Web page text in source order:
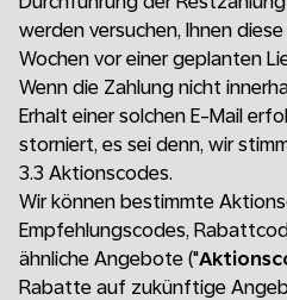
werden versuchen, Ihnen
Wochen vor einer geplanten
Wenn die Zahlung nicht
Erhalt einer solchen E-Mail
storniert, es sei denn, wir
3.3 Aktionscodes.
Wir können bestimmte
Empfehlungscodes,
ähnliche Angebote ("
Rabatte auf zukünftige